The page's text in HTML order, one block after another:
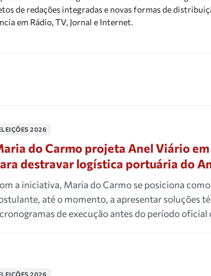
de redações integradas e novas formas de
em Rádio, TV, Jornal e Internet.
2026
do Carmo projeta Anel Viário
destravar logística portuária do
a iniciativa, Maria do Carmo se posiciona
até o momento, a apresentar soluções
de execução antes do período oficial
2026